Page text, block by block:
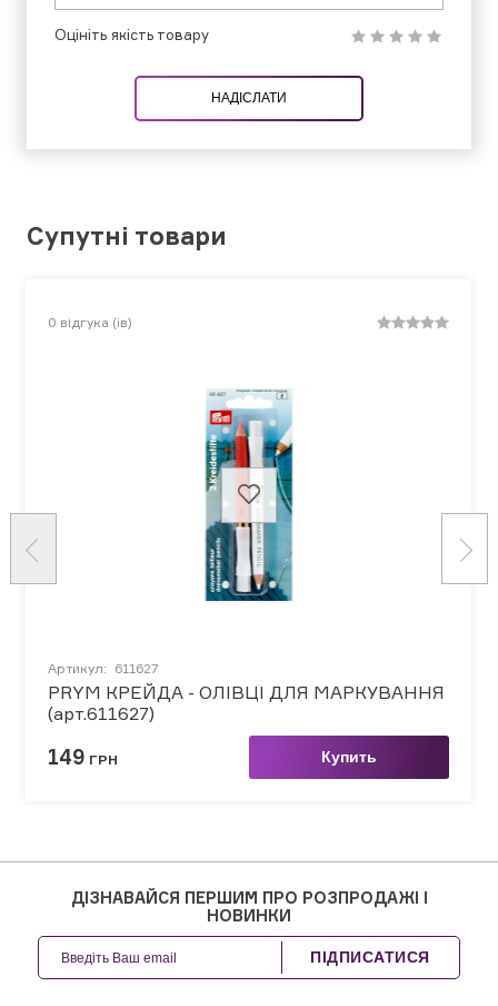
Оцініть якість товару
НАДІСЛАТИ
Супутні товари
0 відгука (ів)
Артикул: 611627
PRYM КРЕЙДА - ОЛІВЦІ ДЛЯ МАРКУВАННЯ
(арт.611627)
149 ГРН Купить
ДІЗНАВАЙСЯ ПЕРШИМ ПРО РОЗПРОДАЖІ І
НОВИНКИ
ПІДПИСАТИСЯ